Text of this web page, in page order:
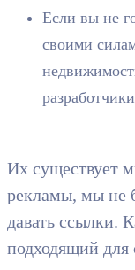
Если вы не
своими
Их существует
рекламы, мы не
давать ссылки.
подходящий для